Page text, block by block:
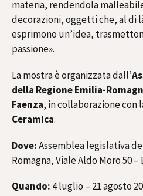
materia, rendendola
decorazioni, oggetti che, al di
esprimono un’idea,
passione».
La mostra è organizzata dall’
della Regione Emilia-
Faenza, in collaborazione con
Ceramica.
Dove:Assemblea legislativa
Romagna, Viale Aldo Moro 50 –
Quando: 4 luglio – 21 agosto